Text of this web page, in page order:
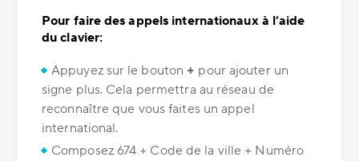
Pour faire des appels internationaux à l’aide
du clavier:
Appuyez sur le bouton + pour ajouter un
signe plus. Cela permettra au réseau de
reconnaître que vous faites un appel
international.
Composez 674 + Code de la ville + Numéro